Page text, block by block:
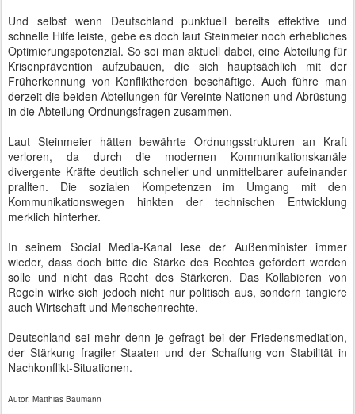
Und selbst wenn Deutschland punktuell bereits effektive und
schnelle Hilfe leiste, gebe es doch laut Steinmeier noch erhebliches
Optimierungspotenzial. So sei man aktuell dabei, eine Abteilung für
Krisenprävention aufzubauen, die sich hauptsächlich mit der
Früherkennung von Konfliktherden beschäftige. Auch führe man
derzeit die beiden Abteilungen für Vereinte Nationen und Abrüstung
in die Abteilung Ordnungsfragen zusammen.
Laut Steinmeier hätten bewährte Ordnungsstrukturen an Kraft
verloren, da durch die modernen Kommunikationskanäle
divergente Kräfte deutlich schneller und unmittelbarer aufeinander
prallten. Die sozialen Kompetenzen im Umgang mit den
Kommunikationswegen hinkten der technischen Entwicklung
merklich hinterher.
In seinem Social Media-Kanal lese der Außenminister immer
wieder, dass doch bitte die Stärke des Rechtes gefördert werden
solle und nicht das Recht des Stärkeren. Das Kollabieren von
Regeln wirke sich jedoch nicht nur politisch aus, sondern tangiere
auch Wirtschaft und Menschenrechte.
Deutschland sei mehr denn je gefragt bei der Friedensmediation,
der Stärkung fragiler Staaten und der Schaffung von Stabilität in
Nachkonflikt-Situationen.
Autor: Matthias Baumann